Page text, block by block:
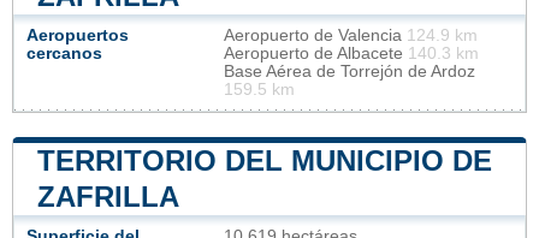
Aeropuertos
cercanos
Aeropuerto de Valencia 124.9 km
Aeropuerto de Albacete 140.3 km
Base Aérea de Torrejón de Ardoz
159.5 km
TERRITORIO DEL MUNICIPIO DE
ZAFRILLA